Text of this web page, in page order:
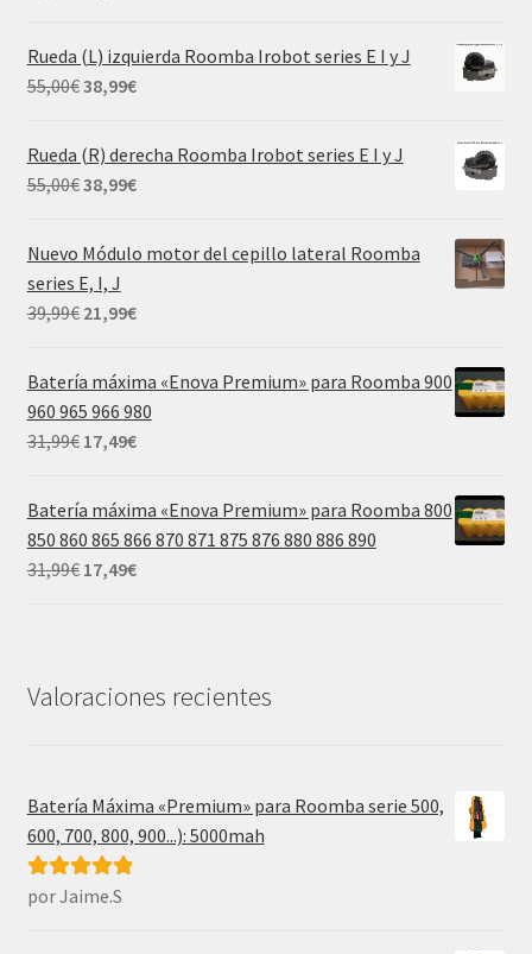
original
era:
69,99€.
actual
Rueda (L) izquierda Roomba Irobot series E I y J
55,00€ El
original
era:
55,00€.
38,99€El
actual
Rueda (R) derecha Roomba Irobot series E I y J
55,00€ El
original
era:
55,00€.
38,99€El
Nuevo Módulo motor del cepillo lateral Roomba
series E, I, J
39,99€ El
original
era:
21,99€El
actual
es:
Batería máxima «Enova Premium» para Roomba 900
960 965 966 980
31,99€ El
original
era:
17,49€El
actual
es:
Batería máxima «Enova Premium» para Roomba 800
850 860 865 866 870 871 875 876 880 886 890
31,99€ El
31,99€.
17,49€El
Valoraciones recientes
Batería Máxima «Premium» para Roomba serie 500,
600, 700, 800, 900...): 5000mah
Valorado con
por Jaime.S